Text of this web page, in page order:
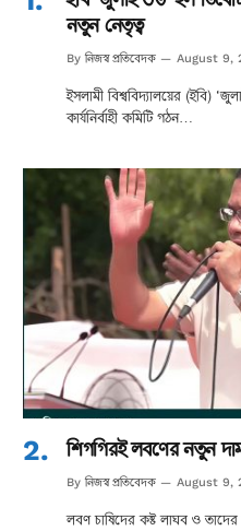
নতুন নেতৃত্ব
By নিজস্ব প্রতিবেদক August 9,
ইসলামী বিশ্ববিদ্যালয়ের (ইবি)
কার্যনির্বাহী কমিটি গঠন…
শিগগিরই লবণের নতুন দাম
By নিজস্ব প্রতিবেদক August 9,
লবণ চাষিদের কষ্ট লাঘব ও